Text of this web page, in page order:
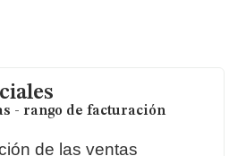
- rango de facturación
de las ventas